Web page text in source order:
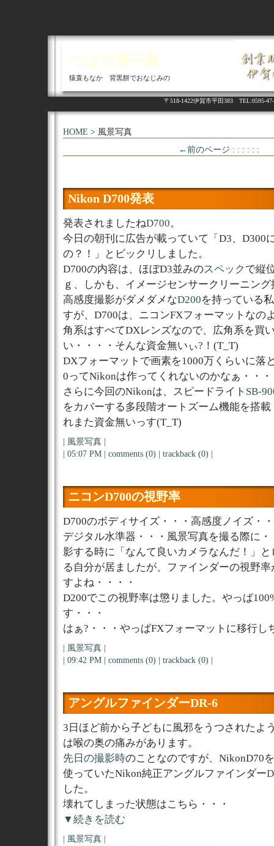
つばや菓子舗
猿蓑もなか 背黒餅でおなじみの
〒518-1422伊賀市平田383 TEL:0595-
HOME > 風景写真
←前のページ : : : : : :
Nikon D700発表
発表されましたねD700。
今日の朝刊に広告が載っていて「D3、D300
の？！」とビックリしました。
D700の内容は、ほぼD3並みのスペック で縦
ｇ、しかも、イメージセンサークリーニング
高感度撮影がダメダメなD200を持っている
すが、D700は、ニコンFXフォーマットなの
角系はすべてDXレンズなので、広角系を買
い・・・・そんな資金無いぃ?！(T_T)
DXフォーマットで画素を1000万くらいに落
0ってNikonは作ってくれないのかなぁ・・・
さらに今回のNikonは、スピードライト SB-
をカバーする多段階オートズーム機能を搭
れまた資金無いっす(T_T)
風景写真|
| 05:07 PM | comments (0) trackback (0)
ニコンD700の視野率
D700のボディサイズ・・・高感度ノイズ・
デジタル水準器・・・風景写真を撮る際に
影する時に「なんて良いカメラなんだ！」
る自分が居ましたが、ファインダーの視野
すよね・・・・
D200でこの視野率は懲りました。やっぱ
す・・・
はぁ?・・・やっぱFXフォーマットに移行し
風景写真|
| 09:42 PM | comments (0) trackback (0)
アングルファインダーDR-6
3日ほど前から子どもに風邪をうつされたよ
は喉の奥の痛みがあります。
先日の撮影時のことなのですが、NikonD70
使っていたNikon純正アングルファインダー
した。
壊れてしまった状態はこちら・・・
▼続きを読む
風景写真|